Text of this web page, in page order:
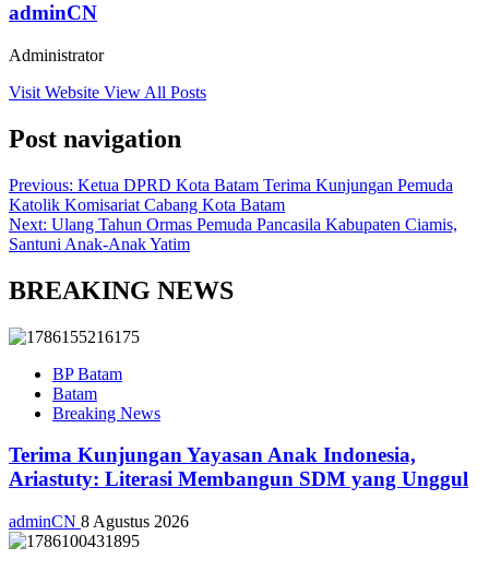
adminCN
Administrator
Visit Website View All Posts
Post navigation
Previous: Ketua DPRD Kota Batam Terima Kunjungan Pemuda
Katolik Komisariat Cabang Kota Batam
Next: Ulang Tahun Ormas Pemuda Pancasila Kabupaten Ciamis,
Santuni Anak-Anak Yatim
BREAKING NEWS
BP Batam
Batam
Breaking News
Terima Kunjungan Yayasan Anak Indonesia,
Ariastuty: Literasi Membangun SDM yang Unggul
adminCN 8 Agustus 2026